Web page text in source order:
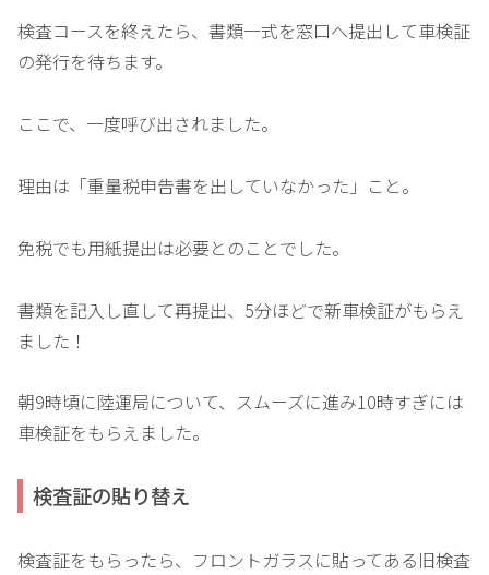
検査コースを終えたら、書類一式を窓口へ提出して車検証
の発行を待ちます。
ここで、一度呼び出されました。
理由は「重量税申告書を出していなかった」こと。
免税でも用紙提出は必要とのことでした。
書類を記入し直して再提出、5分ほどで新車検証がもらえ
ました！
朝9時頃に陸運局について、スムーズに進み10時すぎには
車検証をもらえました。
検査証の貼り替え
検査証をもらったら、フロントガラスに貼ってある旧検査